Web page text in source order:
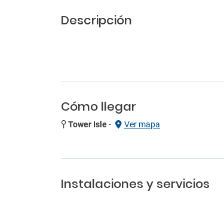
Descripción
Cómo llegar
Tower Isle- Ver mapa
Instalaciones y servicios